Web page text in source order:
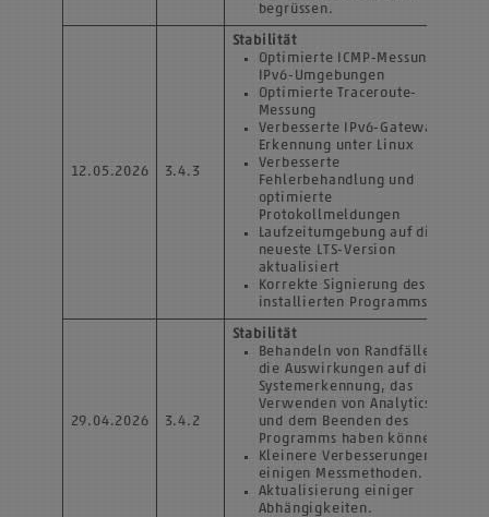
begrüssen.
12.05.2026 3.4.3
Stabilität
Optimierte ICMP-Messung in
IPv6-Umgebungen
Optimierte Traceroute-
Messung
Verbesserte IPv6-Gateway-
Erkennung unter Linux
Verbesserte
Fehlerbehandlung und
optimierte
Protokollmeldungen
Laufzeitumgebung auf die
neueste LTS-Version
aktualisiert
Korrekte Signierung des
installierten Programms
29.04.2026 3.4.2
Stabilität
Behandeln von Randfällen,
die Auswirkungen auf die
Systemerkennung, das
Verwenden von Analytics
und dem Beenden des
Programms haben können.
Kleinere Verbesserungen an
einigen Messmethoden.
Aktualisierung einiger
Abhängigkeiten.